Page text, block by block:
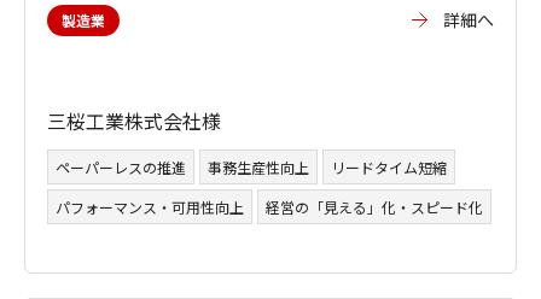
製造業 詳細へ
三桜工業株式会社様
ペーパーレスの推進 事務生産性向上
リードタイム短縮
パフォーマンス・可用性向上
経営の「見える」化・スピード化